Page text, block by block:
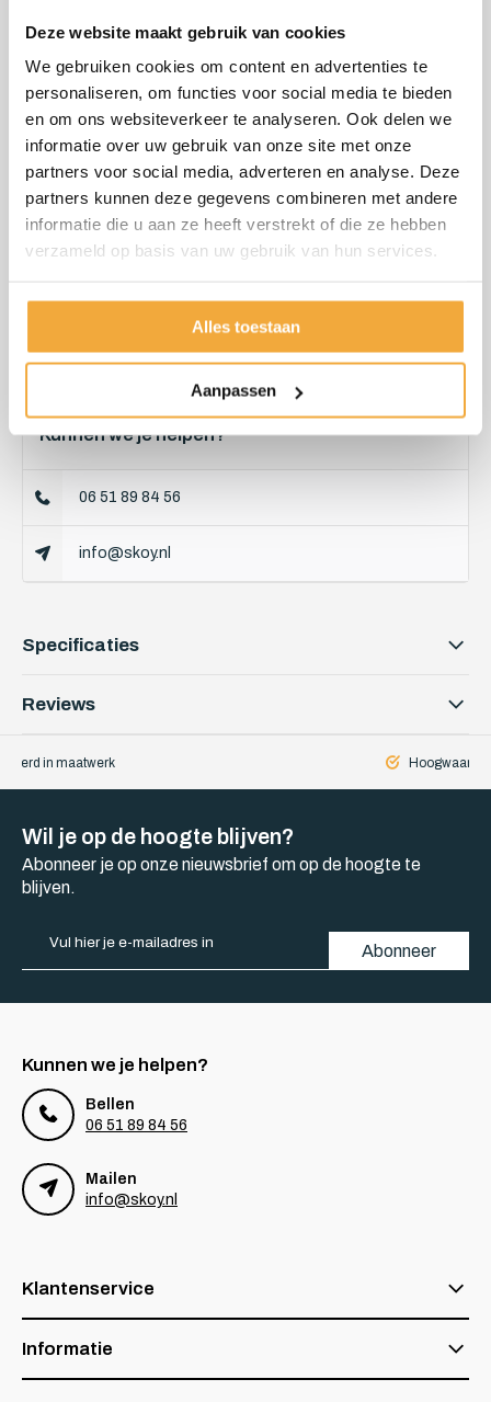
Deze website maakt gebruik van cookies
We gebruiken cookies om content en advertenties te
personaliseren, om functies voor social media te bieden
en om ons websiteverkeer te analyseren. Ook delen we
informatie over uw gebruik van onze site met onze
partners voor social media, adverteren en analyse. Deze
partners kunnen deze gegevens combineren met andere
informatie die u aan ze heeft verstrekt of die ze hebben
verzameld op basis van uw gebruik van hun services.
Alles toestaan
Aanpassen
- Houd rekening met bijvoorbeeld 40cm extra ruimte aan de
kant van de technische ruimte.
- Houd rekening met 5cm speling rondom de spa.
- Op de tekening / order duidelijk binnen maten aangeven.
- Aangeven waar het afvoer putje moet komen.
- Houd rekening met 40cm extra ruimte aan de kant van de
technische ruimte.
Voor vragen kun je uiteraard altijd even contact met ons
Kunnen we je helpen?
06 51 89 84 56
info@skoy.nl
Specificaties
Reviews
in maatwerk
Wil je op de hoogte blijven?
Abonneer je op onze nieuwsbrief om op de hoogte te
blijven.
Abonneer
Kunnen we je helpen?
Bellen
06 51 89 84 56
Mailen
info@skoy.nl
Klantenservice
Informatie